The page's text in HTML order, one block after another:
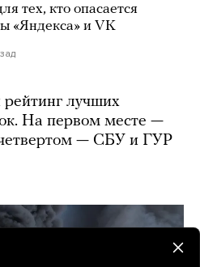
тех, кто опасается
«Яндекса» и VK
рейтинг лучших
На первом месте —
— СБУ и ГУР